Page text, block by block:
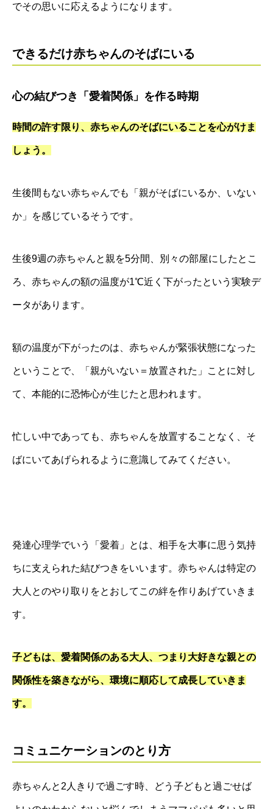
でその思いに応えるようになります。
できるだけ赤ちゃんのそばにいる
心の結びつき「愛着関係」を作る時期
時間の許す限り、赤ちゃんのそばにいることを心がけま
しょう。
生後間もない赤ちゃんでも「親がそばにいるか、いない
か」を感じているそうです。
生後9週の赤ちゃんと親を5分間、別々の部屋にしたとこ
ろ、赤ちゃんの額の温度が1℃近く下がったという実験デ
ータがあります。
額の温度が下がったのは、赤ちゃんが緊張状態になった
ということで、「親がいない＝放置された」ことに対し
て、本能的に恐怖心が生じたと思われます。
忙しい中であっても、赤ちゃんを放置することなく、そ
ばにいてあげられるように意識してみてください。
発達心理学でいう「愛着」とは、相手を大事に思う気持
ちに支えられた結びつきをいいます。赤ちゃんは特定の
大人とのやり取りをとおしてこの絆を作りあげていきま
す。
子どもは、愛着関係のある大人、つまり大好きな親との
関係性を築きながら、環境に順応して成長していきま
す。
コミュニケーションのとり方
赤ちゃんと2人きりで過ごす時、どう子どもと過ごせば